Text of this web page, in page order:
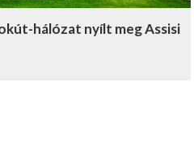
hálózat nyílt meg Assisi